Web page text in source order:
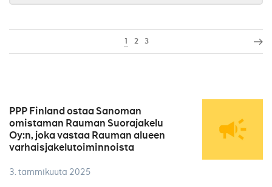
1 2 3
PPP Finland ostaa Sanoman
omistaman Rauman Suorajakelu
Oy:n, joka vastaa Rauman alueen
varhaisjakelutoiminnoista
3. tammikuuta 2025